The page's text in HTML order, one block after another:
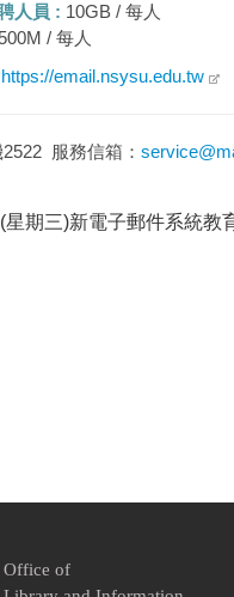
人員 : 10GB / 每人
500M / 每人
https://email.nsysu.edu.tw
服務信箱：
期三)新電子郵件系統教
Office of